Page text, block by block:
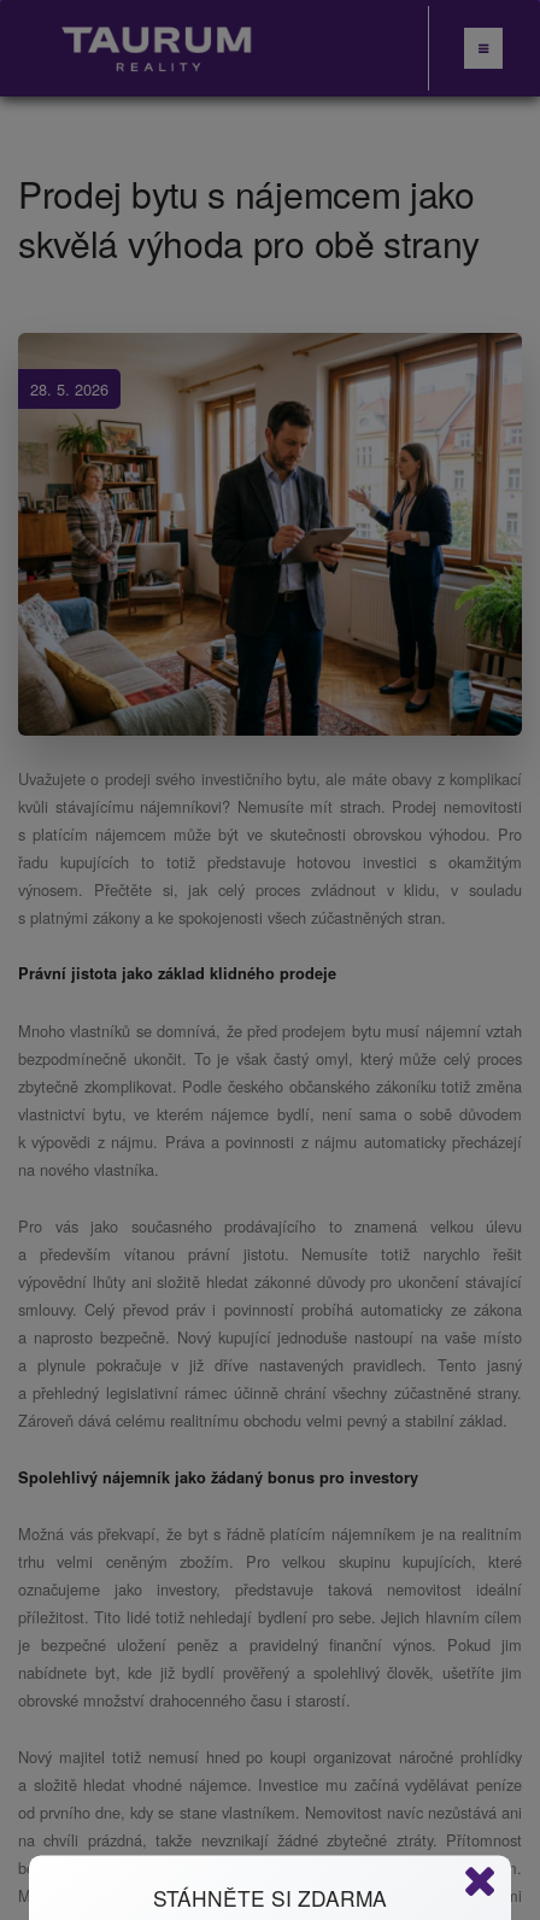
Prodej bytu s nájemcem jako
skvělá výhoda pro obě strany
28. 5. 2026
Uvažujete o prodeji svého investičního bytu, ale máte obavy z komplikací
kvůli stávajícímu nájemníkovi? Nemusíte mít strach. Prodej nemovitosti
s platícím nájemcem může být ve skutečnosti obrovskou výhodou. Pro
řadu kupujících to totiž představuje hotovou investici s okamžitým
výnosem. Přečtěte si, jak celý proces zvládnout v klidu, v souladu
s platnými zákony a ke spokojenosti všech zúčastněných stran.
Právní jistota jako základ klidného prodeje
Mnoho vlastníků se domnívá, že před prodejem bytu musí nájemní vztah
bezpodmínečně ukončit. To je však častý omyl, který může celý proces
zbytečně zkomplikovat. Podle českého občanského zákoníku totiž změna
vlastnictví bytu, ve kterém nájemce bydlí, není sama o sobě důvodem
k výpovědi z nájmu. Práva a povinnosti z nájmu automaticky přecházejí
na nového vlastníka.
Pro vás jako současného prodávajícího to znamená velkou úlevu
a především vítanou právní jistotu. Nemusíte totiž narychlo řešit
výpovědní lhůty ani složitě hledat zákonné důvody pro ukončení stávající
smlouvy. Celý převod práv i povinností probíhá automaticky ze zákona
a naprosto bezpečně. Nový kupující jednoduše nastoupí na vaše místo
a plynule pokračuje v již dříve nastavených pravidlech. Tento jasný
a přehledný legislativní rámec účinně chrání všechny zúčastněné strany.
Zároveň dává celému realitnímu obchodu velmi pevný a stabilní základ.
Spolehlivý nájemník jako žádaný bonus pro investory
Možná vás překvapí, že byt s řádně platícím nájemníkem je na realitním
trhu velmi ceněným zbožím. Pro velkou skupinu kupujících, které
označujeme jako investory, představuje taková nemovitost ideální
příležitost. Tito lidé totiž nehledají bydlení pro sebe. Jejich hlavním cílem
je bezpečné uložení peněz a pravidelný finanční výnos. Pokud jim
nabídnete byt, kde již bydlí prověřený a spolehlivý člověk, ušetříte jim
obrovské množství drahocenného času i starostí.
Nový majitel totiž nemusí hned po koupi organizovat náročné prohlídky
a složitě hledat vhodné nájemce. Investice mu začíná vydělávat peníze
od prvního dne, kdy se stane vlastníkem. Nemovitost navíc nezůstává ani
na chvíli prázdná, takže nevznikají žádné zbytečné ztráty. Přítomnost
bezproblémového nájemce je proto skvělým prodejním argumentem.
Může vám pomoci najít vážného zájemce mnohem rychleji a za velmi
STÁHNĚTE SI ZDARMA